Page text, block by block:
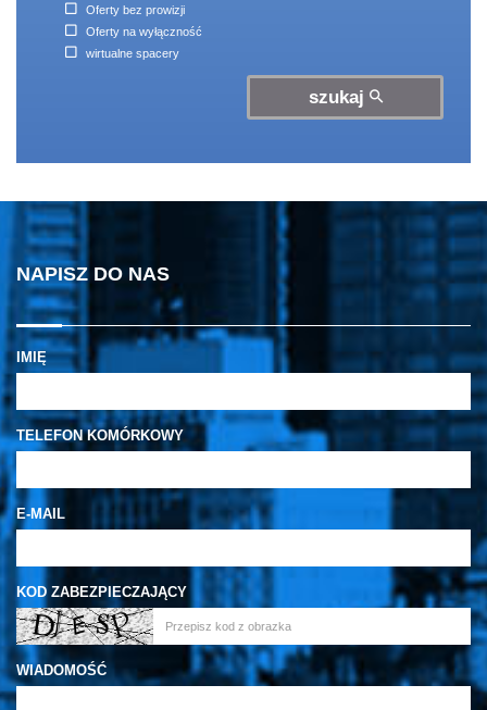
Oferty bez prowizji
Oferty na wyłączność
wirtualne spacery
szukaj
NAPISZ DO NAS
IMIĘ
TELEFON KOMÓRKOWY
E-MAIL
KOD ZABEZPIECZAJĄCY
WIADOMOŚĆ